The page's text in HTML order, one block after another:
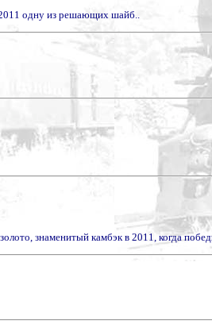
2011 одну из решающих шайб..
знаменитый камбэк в 2011, когда